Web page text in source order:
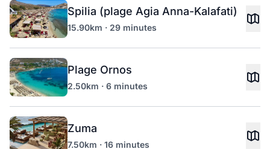
Spilia (plage Agia Anna-Kalafati)
15.90km · 29 minutes
Plage Ornos
2.50km · 6 minutes
Zuma
7.50km · 16 minutes